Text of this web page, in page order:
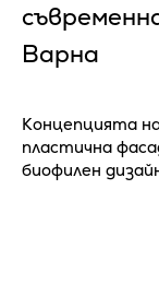
Варна
Концепцията
пластична
биофилен